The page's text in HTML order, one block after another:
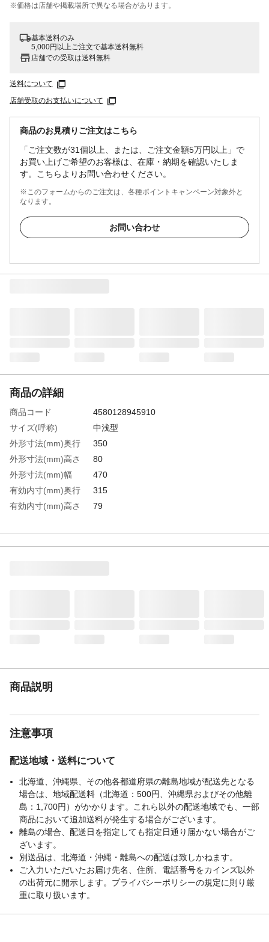
※価格は​店舗や​掲載場所で​異なる​場合が​あります。
基本送料のみ
5,000円以上ご注文で基本送料無料
店舗での受取は送料無料
送料について
店舗受取のお支払いについて
商品のお見積りご注文はこちら
「ご注文数が31個以上、または、ご注文金額5万円以上」で
お買い上げご希望のお客様は、在庫・納期を確認いたしま
す。こちらよりお問い合わせください。
※このフォームからのご注文は、各種ポイントキャンペーン対象外と
なります。
お問い合わせ
商品の詳細
商品コード
4580128945910
サイズ(呼称)
中浅型
外形寸法(mm)奥行
350
外形寸法(mm)高さ
80
外形寸法(mm)幅
470
有効内寸(mm)奥行
315
有効内寸(mm)高さ
79
生産国
日本
商品説明
注意事項
配送地域・送料について
北海道、沖縄県、その他各都道府県の離島地域が配送先となる
場合は、地域配送料（北海道：500円、沖縄県およびその他離
島：1,700円）がかかります。これら以外の配送地域でも、一部
商品において追加送料が発生する場合がございます。
離島の場合、配送日を指定しても指定日通り届かない場合がご
ざいます。
別送品は、北海道・沖縄・離島への配送は致しかねます。
ご入力いただいたお届け先名、住所、電話番号をカインズ以外
の出荷元に開示します。プライバシーポリシーの規定に則り厳
重に取り扱います。